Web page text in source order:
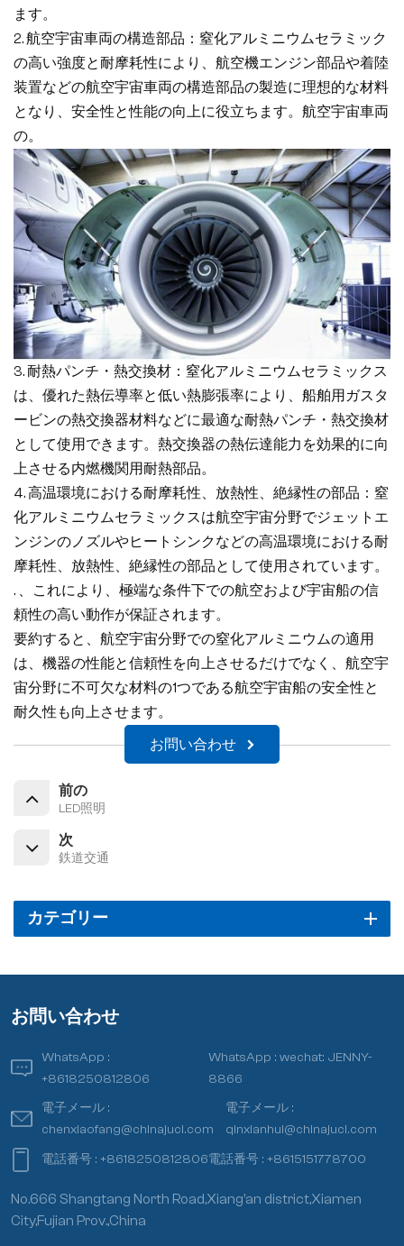
ます。
2. 航空宇宙車両の構造部品：窒化アルミニウムセラミック
の高い強度と耐摩耗性により、航空機エンジン部品や着陸
装置などの航空宇宙車両の構造部品の製造に理想的な材料
となり、安全性と性能の向上に役立ちます。航空宇宙車両
の。
3. 耐熱パンチ・熱交換材：窒化アルミニウムセラミックス
は、優れた熱伝導率と低い熱膨張率により、船舶用ガスタ
ービンの熱交換器材料などに最適な耐熱パンチ・熱交換材
として使用できます。熱交換器の熱伝達能力を効果的に向
上させる内燃機関用耐熱部品。
4. 高温環境における耐摩耗性、放熱性、絶縁性の部品：窒
化アルミニウムセラミックスは航空宇宙分野でジェットエ
ンジンのノズルやヒートシンクなどの高温環境における耐
摩耗性、放熱性、絶縁性の部品として使用されています。
. 、これにより、極端な条件下での航空および宇宙船の信
頼性の高い動作が保証されます。
要約すると、航空宇宙分野での窒化アルミニウムの適用
は、機器の性能と信頼性を向上させるだけでなく、航空宇
宙分野に不可欠な材料の1つである航空宇宙船の安全性と
耐久性も向上させます。
お問い合わせ
前の
LED照明
次
鉄道交通
カテゴリー
お問い合わせ
WhatsApp :
+8618250812806
WhatsApp :wechat: JENNY-
8866
電子メール :
chenxiaofang@chinajuci.com
電子メール :
qinxianhui@chinajuci.com
電話番号 :+8618250812806電話番号 :+8615151778700
No.666 Shangtang North Road,Xiang’an district,Xiamen
City,Fujian Prov.,China